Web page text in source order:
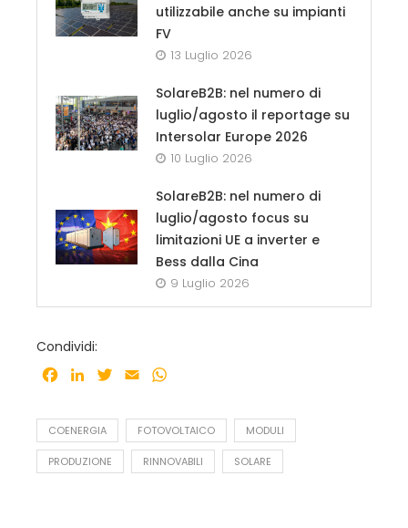
utilizzabile anche su impianti
FV
13 Luglio 2026
SolareB2B: nel numero di
luglio/agosto il reportage su
Intersolar Europe 2026
10 Luglio 2026
SolareB2B: nel numero di
luglio/agosto focus su
limitazioni UE a inverter e
Bess dalla Cina
9 Luglio 2026
Condividi:
Facebook
LinkedInTwitter
Email
COENERGIA FOTOVOLTAICO MODULI
PRODUZIONE RINNOVABILI SOLARE